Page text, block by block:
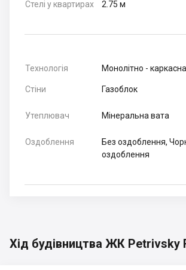
Стелі у квартирах 2.75 м
Технологія Монолітно - каркасна
Стіни Газоблок
Утеплювач Мінеральна вата
Оздоблення
Без оздоблення,
оздоблення
Хід будівництва ЖК Petrivsky